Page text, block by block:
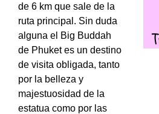
de 6 km que sale de la
ruta principal. Sin duda
alguna el Big Buddah
de Phuket es un destino
de visita obligada, tanto
por la belleza y
majestuosidad de la
estatua como por las